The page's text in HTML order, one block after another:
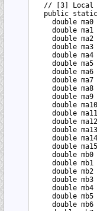
// [3] Local
public
double ma0
double ma1
double ma2
double ma3
double ma4
double ma5
double ma6
double ma7
double ma8
double ma9
double
double
double
double
double
double
double mb0
double mb1
double mb2
double mb3
double mb4
double mb5
double mb6